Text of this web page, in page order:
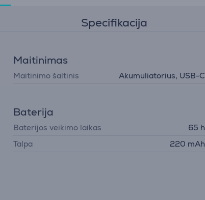
Specifikacija
Maitinimas
Maitinimo šaltinis Akumuliatorius, USB-C
Baterija
Baterijos veikimo laikas
65 h
Talpa
220 mAh